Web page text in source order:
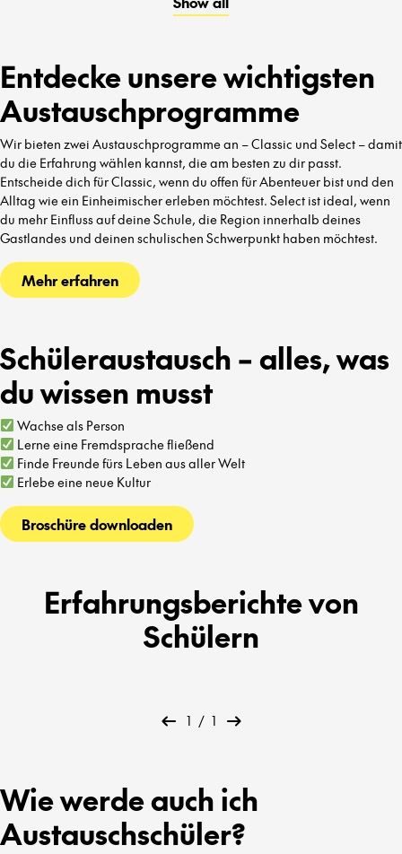
Entdecke unsere wichtigsten
Austauschprogramme
Wir bieten zwei Austauschprogramme an – Classic und Select – damit
du die Erfahrung wählen kannst, die am besten zu dir passt.
Entscheide dich für Classic, wenn du offen für Abenteuer bist und den
Alltag wie ein Einheimischer erleben möchtest. Select ist ideal, wenn
du mehr Einfluss auf deine Schule, die Region innerhalb deines
Gastlandes und deinen schulischen Schwerpunkt haben möchtest.
Mehr erfahren
Schüleraustausch – alles, was
du wissen musst
Wachse als Person
Lerne eine Fremdsprache fließend
Finde Freunde fürs Leben aus aller Welt
Erlebe eine neue Kultur
Broschüre downloaden
Erfahrungsberichte von
Schülern
1 / 1
Wie werde auch ich
Austauschschüler?